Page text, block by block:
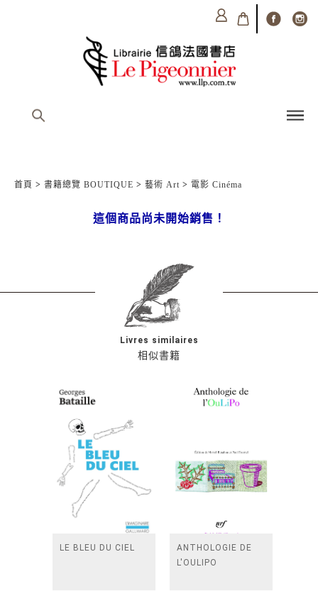
首頁 > 書籍總覽 BOUTIQUE > 藝術 Art > 電影 Cinéma
這個商品尚未開始銷售！
相似書籍
Livres similaires
LE BLEU DU CIEL
ANTHOLOGIE DE
L'OULIPO